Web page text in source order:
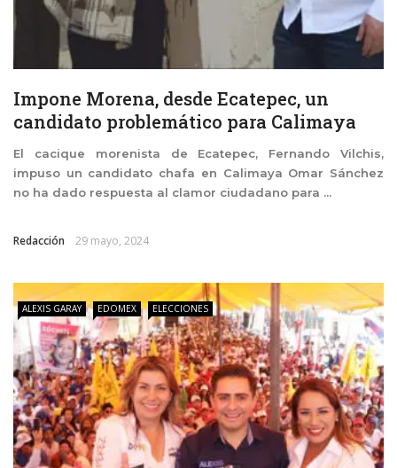
Impone Morena, desde Ecatepec, un
candidato problemático para Calimaya
El cacique morenista de Ecatepec, Fernando Vilchis,
impuso un candidato chafa en Calimaya Omar Sánchez
no ha dado respuesta al clamor ciudadano para ...
Redacción 29 mayo, 2024
ALEXIS GARAY EDOMEX ELECCIONES